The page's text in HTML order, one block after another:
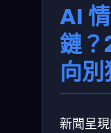
AI
鏈
向
新聞呈